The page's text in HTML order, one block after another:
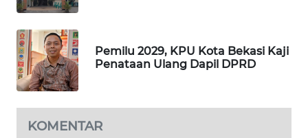
Pemilu 2029, KPU Kota Bekasi Kaji
Penataan Ulang Dapil DPRD
KOMENTAR
ENERGI
NEWS
CILEUNGSI
NEWS
BERKAT